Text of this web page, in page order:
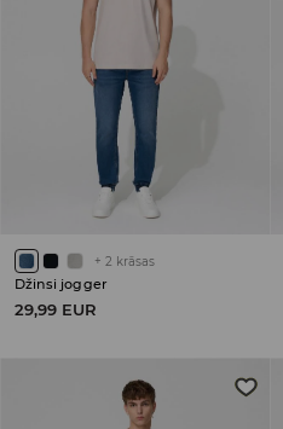
+ 2 krāsas
Džinsi jogger
29,99 EUR